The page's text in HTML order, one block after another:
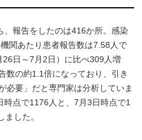
報告をしたのは416か所。感染
関あたり患者報告数は7.58人で
26日～7月2日）に比べ309人増
数の約1.1倍になっており、引き
必要」だと専門家は分析していま
点で1176人と、7月3日時点で1
した。